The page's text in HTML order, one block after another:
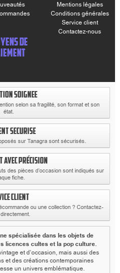
Mentions légales
Conditions générales
Service client
Contactez-nous
DE
SOIGNEE
selon sa fragilité, son format et son
état.
SECURISE
sur Tanagra sont sécurisés.
AVEC PRÉCISION
des pièces d’occasion sont indiqués sur
fiche.
CLIENT
ou une collection ? Contactez-
spécialisée dans les objets de
licences cultes et la pop culture.
et d’occasion, mais aussi des
et des créations contemporaines
un univers emblématique.